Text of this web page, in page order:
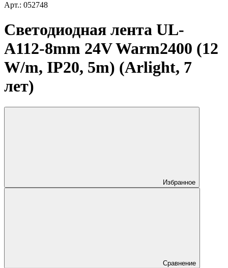
Арт.: 052748
Светодиодная лента UL-
A112-8mm 24V Warm2400 (12
W/m, IP20, 5m) (Arlight, 7
лет)
Избранное
Сравнение